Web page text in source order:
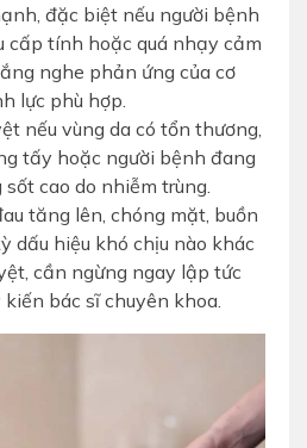
đặc biệt nếu người bệnh
cấp tính hoặc quá nhạy cảm
nghe phản ứng của cơ
lực phù hợp.
nếu vùng da có tổn thương,
tấy hoặc người bệnh đang
cao do nhiễm trùng.
tăng lên, chóng mặt, buồn
dấu hiệu khó chịu nào khác
cần ngừng ngay lập tức
bác sĩ chuyên khoa.